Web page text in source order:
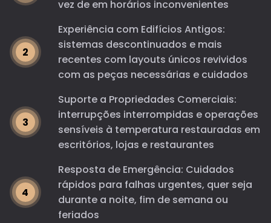
vez de em horários inconvenientes
Experiência com Edifícios Antigos:
sistemas descontinuados e mais
recentes com layouts únicos revividos
com as peças necessárias e cuidados
Suporte a Propriedades Comerciais:
interrupções interrompidas e operações
sensíveis à temperatura restauradas em
escritórios, lojas e restaurantes
Resposta de Emergência: Cuidados
rápidos para falhas urgentes, quer seja
durante a noite, fim de semana ou
feriados